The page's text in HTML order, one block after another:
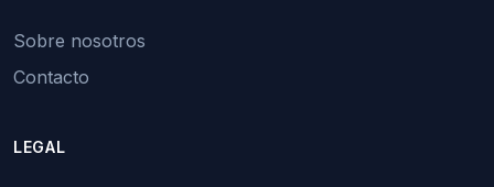
Sobre nosotros
Contacto
LEGAL